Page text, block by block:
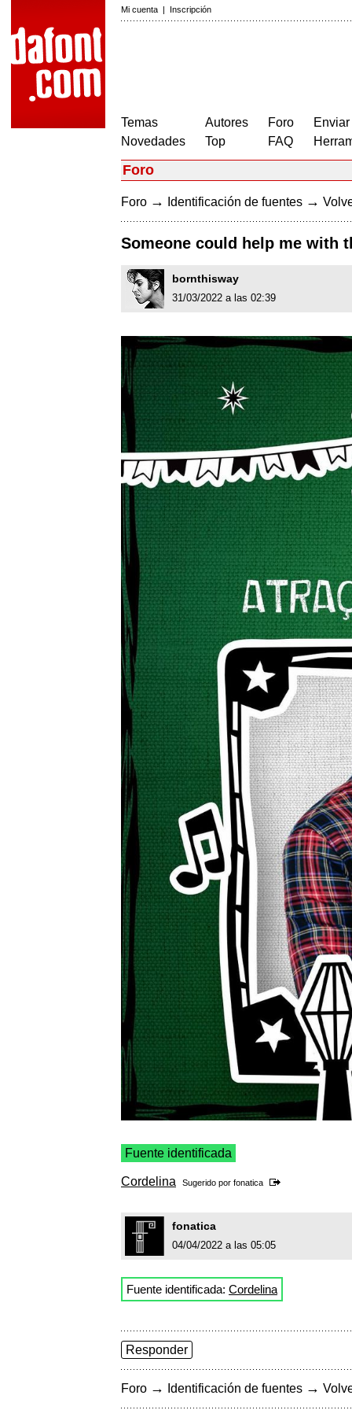
Mi cuenta | Inscripción
Temas
Novedades
Autores
Top
Foro
FAQ
Foro
Foro → Identificación de fuentes →
Someone could help me with
bornthisway
31/03/2022 a las 02:39
Fuente identificada
Cordelina Sugerido por fonatica
fonatica
04/04/2022 a las 05:05
Fuente identificada: Cordelina
Responder
Foro → Identificación de fuentes →